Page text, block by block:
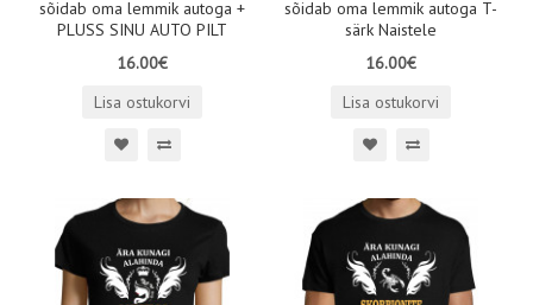
sõidab oma lemmik autoga +
PLUSS SINU AUTO PILT
16.00€
Lisa ostukorvi
sõidab oma lemmik autoga T-
särk Naistele
16.00€
Lisa ostukorvi